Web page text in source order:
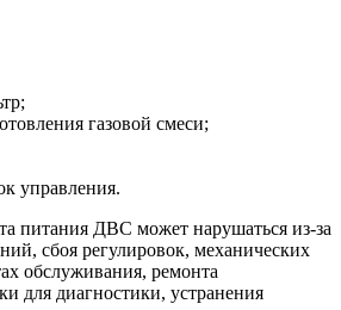
газовой смеси;
управления.
питания ДВС может нарушаться из-за
сбоя регулировок, механических
обслуживания, ремонта
для диагностики, устранения